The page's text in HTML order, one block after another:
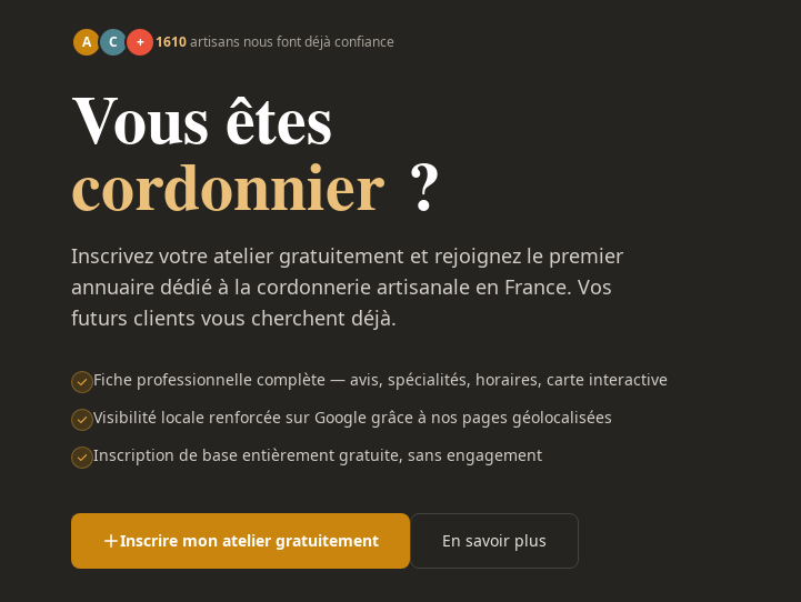
A C + 1610artisans nous font déjà confiance
Vous êtes
cordonnier ?
Inscrivez votre atelier gratuitement et rejoignez le premier
annuaire dédié à la cordonnerie artisanale en France. Vos
futurs clients vous cherchent déjà.
Fiche professionnelle complète — avis, spécialités, horaires, carte interactive
Visibilité locale renforcée sur Google grâce à nos pages géolocalisées
Inscription de base entièrement gratuite, sans engagement
Inscrire mon atelier gratuitement En savoir plus